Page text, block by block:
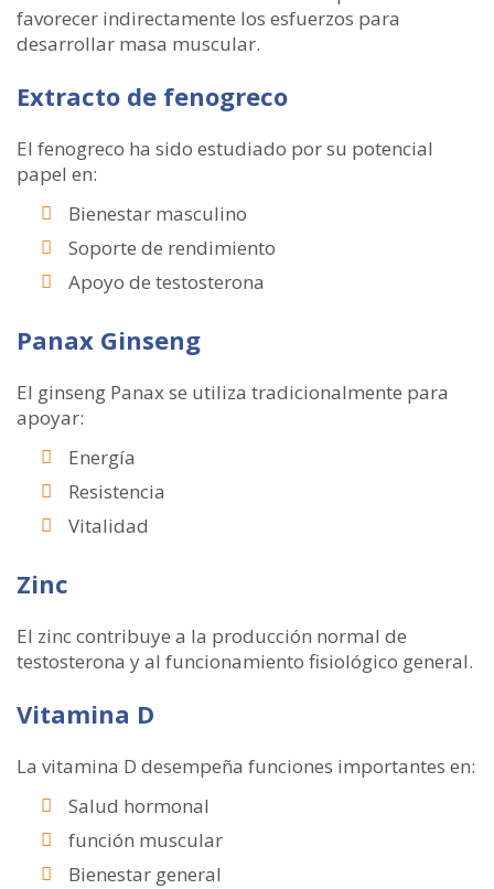
favorecer indirectamente los esfuerzos para
desarrollar masa muscular.
Extracto de fenogreco
El fenogreco ha sido estudiado por su potencial
papel en:
Bienestar masculino
Soporte de rendimiento
Apoyo de testosterona
Panax Ginseng
El ginseng Panax se utiliza tradicionalmente para
apoyar:
Energía
Resistencia
Vitalidad
Zinc
El zinc contribuye a la producción normal de
testosterona y al funcionamiento fisiológico general.
Vitamina D
La vitamina D desempeña funciones importantes en:
Salud hormonal
función muscular
Bienestar general